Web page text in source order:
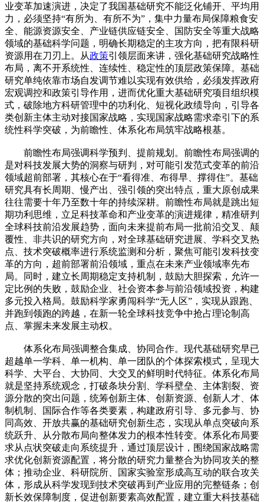
业变革加速演进，决定了我国基础研究不能泛化铺开、平均用
力，必须坚持“有所为、有所不为”，集中力量布局保障粮食安
全、能源资源安全、产业链供应链安全、国防安全等重大战略
领域的基础科学问题，明确长期稳定的主攻方向，把有限科研
资源用在刀刃上。从政策引领层面来讲，强化基础研究战略性
布局，离不开系统性、连续性、稳定性的顶层政策保障。基础
研究单纯依靠市场自发调节难以实现有效供给，必须发挥政府
宏观调控和政策引导作用，进而优化重大基础研究项目组织模
式，破除地方科研管理中的功利化、短视化政绩导向，引导各
类创新主体主动对接国家战略，实现国家战略需求牵引下的系
统性科学突破，为前瞻性、体系化布局筑牢战略根基。
前瞻性布局强调科学预判、提前规划。前瞻性布局强调的
是对科技发展大势的洞察与研判，对可能引发范式变革的前沿
领域超前部署，其核心在于“看得准、布得早、撑得住”。基础
研究具有长周期、慢产出、强引领的突出特点，重大原创成果
往往需要十年乃至数十年的持续深耕。前瞻性布局就是跳出短
期功利思维，立足科技革命和产业变革的演进规律，精准研判
全球科技前沿发展趋势，面向未来提前布局一批前沿交叉、颠
覆性、非共识的研究方向，对全球基础研究进展、学科交叉热
点、技术突破概率进行系统监测和分析，聚焦可能引发科技变
革的方向，超前部署前沿领域，重点在未来产业领域率先布
局。同时，建立长周期稳定支持机制，鼓励大胆探索，允许一
定比例的失败，鼓励企业、社会资本参与前沿领域投资，构建
多元投入格局。鼓励科学家勇闯科学“无人区”，实现从跟跑、
并跑到领跑的跨越，在新一轮全球科技竞争中抢占理论制高
点、掌握未来发展主动权。
体系化布局强调整合集成、协同合作。现代基础研究早已
超越单一学科、单一机构、单一团队的个体探索模式，呈现大
科学、大平台、大协同、大交叉的鲜明时代特征。体系化布局
就是坚持系统观念，打破条块分割、学科壁垒、主体割裂、资
源分散的突出问题，统筹创新主体、创新资源、创新人才、体
制机制、国际合作等各类要素，构建政府引导、多元参与、协
同高效、开放共赢的基础研究创新生态，实现从单点突破向系
统跃升、从分散布局向整体发力的根本性转变。体系化布局要
求从点状突破走向系统提升，通过顶层设计，围绕国家战略需
求优化创新资源配置，将分散的研究力量整合为协同攻关的整
体；推动企业、科研院所、国家实验室形成高互动的联合攻关
体，形成从科学发现到技术突破再到产业应用的完整链条；创
新长效保障制度，促进创新要素高效配置，建立重大科技基础